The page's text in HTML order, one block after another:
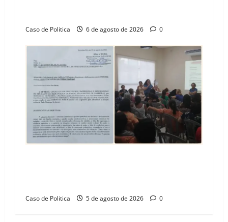
Caso de Politica 6 de agosto de 2026 0
Caso de Politica 5 de agosto de 2026 0